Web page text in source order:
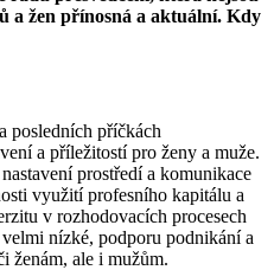
a žen přínosná a aktuální. Kdy
posledních příčkách
a příležitostí pro ženy a muže.
prostředí a komunikace
využití profesního kapitálu a
v rozhodovacích procesech
nízké, podporu podnikání a
ženám, ale i mužům.